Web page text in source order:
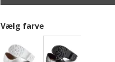
Vælg farve